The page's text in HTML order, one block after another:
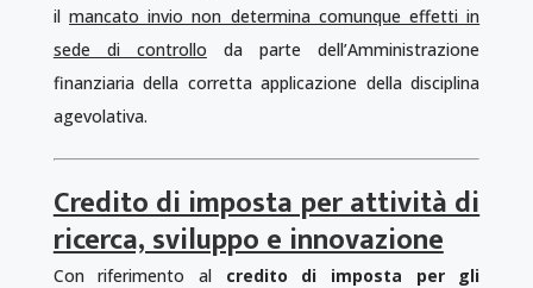
il mancato invio non determina comunque effetti in
sede di controllo da parte dell’Amministrazione
finanziaria della corretta applicazione della disciplina
agevolativa.
Credito di imposta per attività di
ricerca, sviluppo e innovazione
Con riferimento al credito di imposta per gli